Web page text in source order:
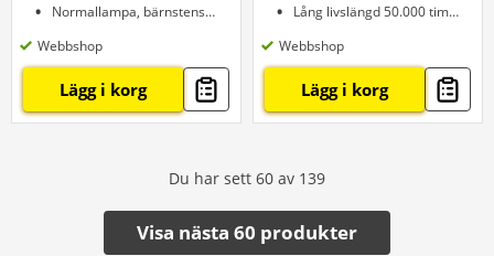
Normallampa, bärnstensfärgad
Webbshop
Lägg i korg
Lång livslängd 50.000 timmar
Webbshop
Lägg i korg
Du har sett 60 av 139
Visa nästa 60 produkter